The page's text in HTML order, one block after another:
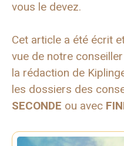
vous le devez.
Cet article a été écrit
vue de notre
la rédaction de
les dossiers des
SECONDE ou avec